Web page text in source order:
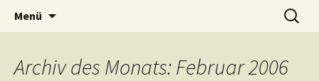
Theaterverein Bandsalat e.V.
Petersberg
Menü
Suche
nach:
Archiv des Monats: Februar 2006